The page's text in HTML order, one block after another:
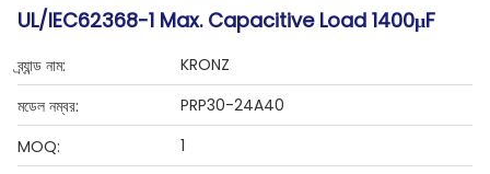
UL/IEC62368-1 Max. Capacitive Load 1400μF
ব্র্যান্ড নাম:
KRONZ
মডেল নম্বর:
PRP30-24A40
MOQ:
1